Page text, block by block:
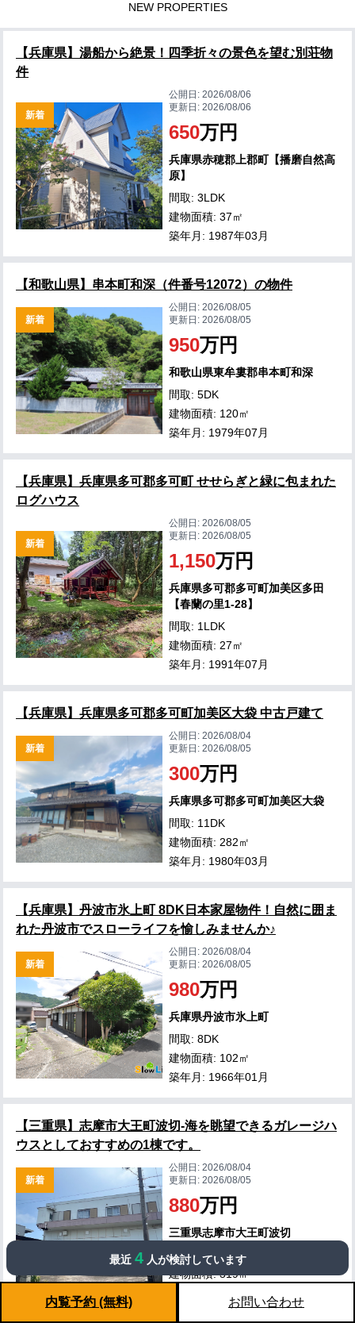
NEW PROPERTIES
【兵庫県】湯船から絶景！四季折々の景色を望む別荘物
件
新着
公開日:2026/08/06
更新日:2026/08/06
650万円
兵庫県赤穂郡上郡町【播磨自然高
原】
間取: 3LDK
建物面積: 37㎡
築年月: 1987年03月
【和歌山県】串本町和深（件番号12072）の物件
新着
公開日:2026/08/05
更新日:2026/08/05
950万円
和歌山県東牟婁郡串本町和深
間取: 5DK
建物面積: 120㎡
築年月: 1979年07月
【兵庫県】兵庫県多可郡多可町 せせらぎと緑に包まれた
ログハウス
新着
公開日:2026/08/05
更新日:2026/08/05
1,150万円
兵庫県多可郡多可町加美区多田
【春蘭の里1-28】
間取: 1LDK
建物面積: 27㎡
築年月: 1991年07月
【兵庫県】兵庫県多可郡多可町加美区大袋 中古戸建て
新着
公開日:2026/08/04
更新日:2026/08/05
300万円
兵庫県多可郡多可町加美区大袋
間取: 11DK
建物面積: 282㎡
築年月: 1980年03月
【兵庫県】丹波市氷上町 8DK日本家屋物件！自然に囲ま
れた丹波市でスローライフを愉しみませんか♪
新着
公開日:2026/08/04
更新日:2026/08/05
980万円
兵庫県丹波市氷上町
間取: 8DK
建物面積: 102㎡
築年月: 1966年01月
【三重県】志摩市大王町波切-海を眺望できるガレージハ
ウスとしておすすめの1棟です。
新着
公開日:2026/08/04
更新日:2026/08/05
880万円
三重県志摩市大王町波切
間取: 4DK
建物面積: 319㎡
最近 4 人が検討しています
内覧予約 (無料) お問い合わせ